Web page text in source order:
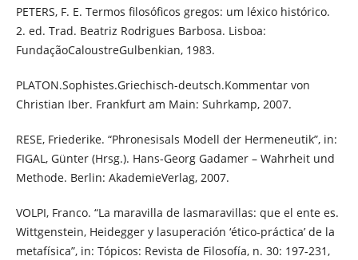
PETERS, F. E. Termos filosóficos gregos: um léxico histórico.
2. ed. Trad. Beatriz Rodrigues Barbosa. Lisboa:
FundaçãoCaloustreGulbenkian, 1983.
PLATON.Sophistes.Griechisch-deutsch.Kommentar von
Christian Iber. Frankfurt am Main: Suhrkamp, 2007.
RESE, Friederike. “Phronesisals Modell der Hermeneutik”, in:
FIGAL, Günter (Hrsg.). Hans-Georg Gadamer – Wahrheit und
Methode. Berlin: AkademieVerlag, 2007.
VOLPI, Franco. “La maravilla de lasmaravillas: que el ente es.
Wittgenstein, Heidegger y lasuperación ‘ético-práctica’ de la
metafísica”, in: Tópicos: Revista de Filosofía, n. 30: 197-231,